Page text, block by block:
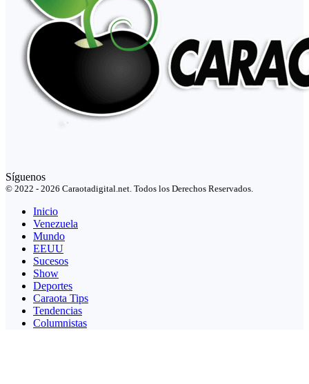
Síguenos
© 2022 - 2026 Caraotadigital.net. Todos los Derechos Reservados.
Inicio
Venezuela
Mundo
EEUU
Sucesos
Show
Deportes
Caraota Tips
Tendencias
Columnistas